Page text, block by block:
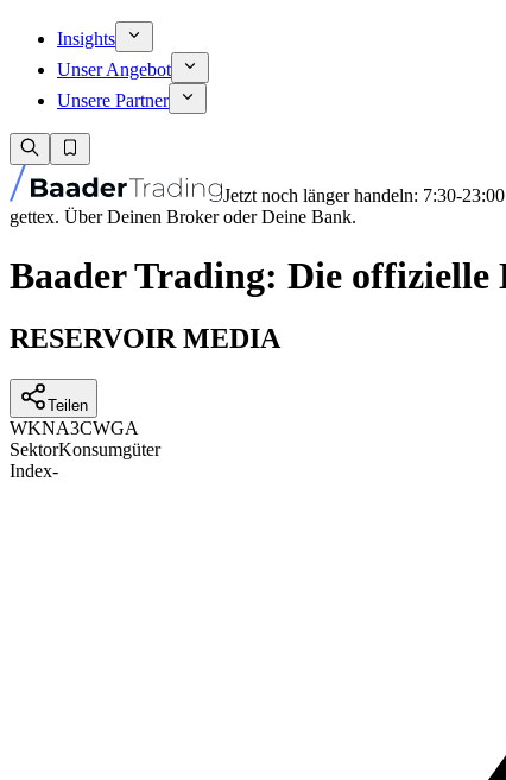
Insights
Unser Angebot
Unsere Partner
Jetzt noch länger handeln: 7:30-
gettex. Über Deinen Broker oder Deine Bank.
Baader Trading: Die
RESERVOIR MEDIA
Teilen
WKNA3CWGA
SektorKonsumgüter
Index-